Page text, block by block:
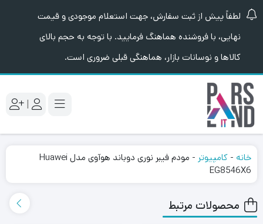
لطفاً پیش از ثبت سفارش، جهت استعلام موجودی و قیمت
نهایی، با فروشنده هماهنگ فرمایید. با توجه به حجم بالای
کالاها و نوسانات بازار، هماهنگی قبلی ضروری است.
|
خانه - کامپیوتر -
مودم فیبر نوری دوباند هوآوی مدل Huawei
EG8546X6
محصولات مرتبط